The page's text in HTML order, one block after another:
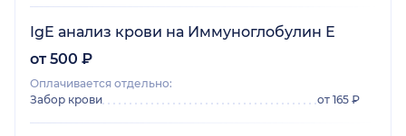
IgE анализ крови на Иммуноглобулин Е
от 500 ₽
Оплачивается отдельно:
Забор крови
от 165 ₽